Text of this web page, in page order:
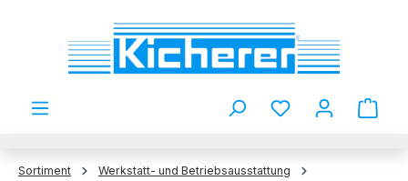
Zum Hauptinhalt springen
Du hast 0
Sortiment
Werkstatt- und Betriebsausstattung